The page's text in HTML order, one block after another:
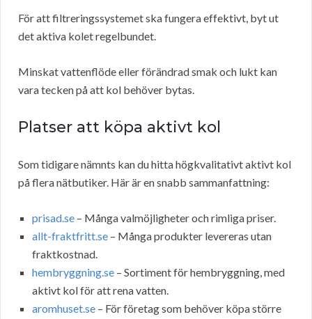
För att filtreringssystemet ska fungera effektivt, byt ut
det aktiva kolet regelbundet.
Minskat vattenflöde eller förändrad smak och lukt kan
vara tecken på att kol behöver bytas.
Platser att köpa aktivt kol
Som tidigare nämnts kan du hitta högkvalitativt aktivt kol
på flera nätbutiker. Här är en snabb sammanfattning:
prisad.se – Många valmöjligheter och rimliga priser.
allt-fraktfritt.se – Många produkter levereras utan
fraktkostnad.
hembryggning.se – Sortiment för hembryggning, med
aktivt kol för att rena vatten.
aromhuset.se – För företag som behöver köpa större